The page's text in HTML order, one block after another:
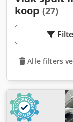
koop (27)
Alle filters